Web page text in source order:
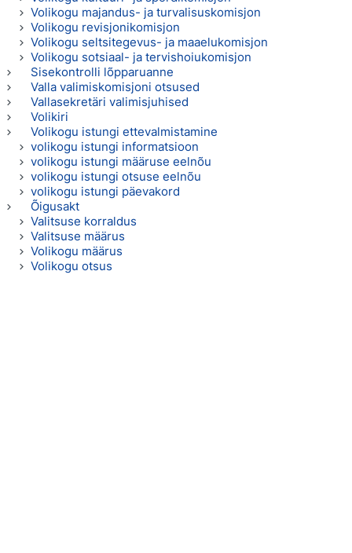
Volikogu majandus- ja turvalisuskomisjon
Volikogu revisjonikomisjon
Volikogu seltsitegevus- ja maaelukomisjon
Volikogu sotsiaal- ja tervishoiukomisjon
Sisekontrolli lõpparuanne
Valla valimiskomisjoni otsused
Vallasekretäri valimisjuhised
Volikiri
Volikogu istungi ettevalmistamine
volikogu istungi informatsioon
volikogu istungi määruse eelnõu
volikogu istungi otsuse eelnõu
volikogu istungi päevakord
Õigusakt
Valitsuse korraldus
Valitsuse määrus
Volikogu määrus
Volikogu otsus